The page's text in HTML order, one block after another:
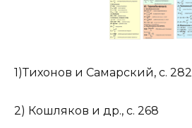
1)Тихонов и Самарский, с. 282
2) Кошляков и др., с. 268